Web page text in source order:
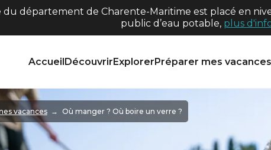
du département de Charente-Maritime est placé en
public d’eau potable, plus
AccueilDécouvrirExplorerPréparer mes vacances
vacances Où manger ? Où boire un verre ?